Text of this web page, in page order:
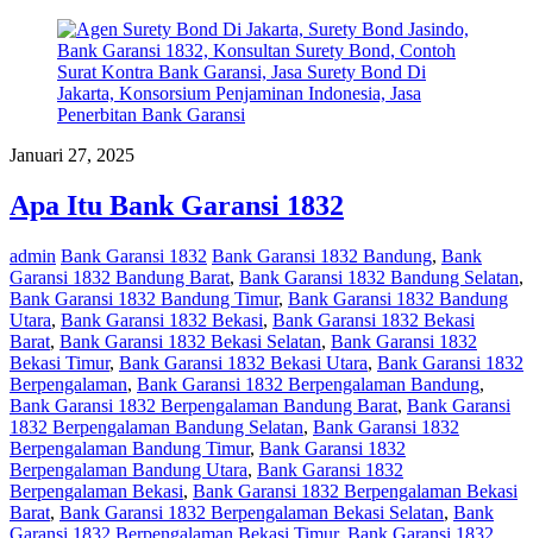
Januari 27, 2025
Apa Itu Bank Garansi 1832
admin Bank Garansi 1832 Bank Garansi 1832 Bandung, Bank
Garansi 1832 Bandung Barat, Bank Garansi 1832 Bandung Selatan,
Bank Garansi 1832 Bandung Timur, Bank Garansi 1832 Bandung
Utara, Bank Garansi 1832 Bekasi, Bank Garansi 1832 Bekasi
Barat, Bank Garansi 1832 Bekasi Selatan, Bank Garansi 1832
Bekasi Timur, Bank Garansi 1832 Bekasi Utara, Bank Garansi 1832
Berpengalaman, Bank Garansi 1832 Berpengalaman Bandung,
Bank Garansi 1832 Berpengalaman Bandung Barat, Bank Garansi
1832 Berpengalaman Bandung Selatan, Bank Garansi 1832
Berpengalaman Bandung Timur, Bank Garansi 1832
Berpengalaman Bandung Utara, Bank Garansi 1832
Berpengalaman Bekasi, Bank Garansi 1832 Berpengalaman Bekasi
Barat, Bank Garansi 1832 Berpengalaman Bekasi Selatan, Bank
Garansi 1832 Berpengalaman Bekasi Timur, Bank Garansi 1832